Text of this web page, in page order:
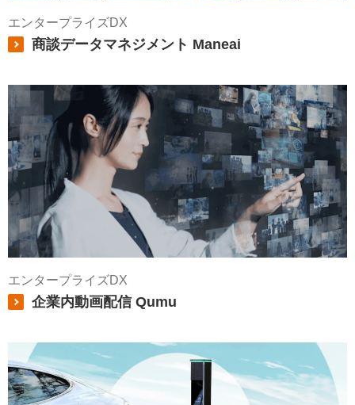
エンタープライズDX
商談データマネジメント Maneai
エンタープライズDX
企業内動画配信 Qumu